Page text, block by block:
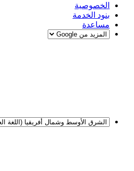
الخصوصية
بنود الخدمة
مساعدة